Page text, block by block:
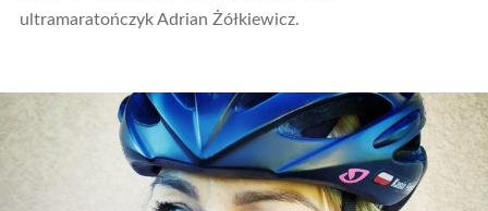
ultramaratończyk Adrian Żółkiewicz.